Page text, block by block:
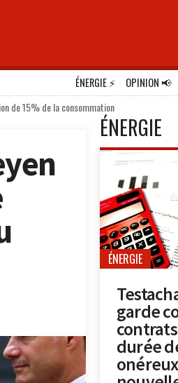
ÉNERGIE⚡ OPINION📢
de 15% de la consommation
ÉNERGIE
ÉNERGIE
garde
durée